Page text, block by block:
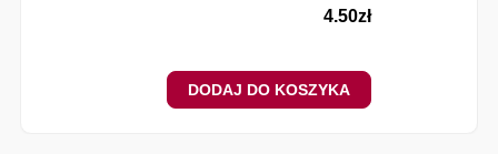
4.50zł
DODAJ DO KOSZYKA